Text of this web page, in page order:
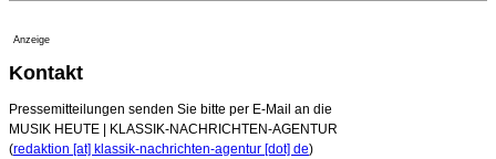
Anzeige
Kontakt
Pressemitteilungen senden Sie bitte per E-Mail an die
MUSIK HEUTE | KLASSIK-NACHRICHTEN-AGENTUR
(redaktion [at] klassik-nachrichten-agentur [dot] de)